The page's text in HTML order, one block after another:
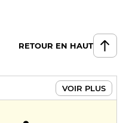
RETOUR EN HAUT
VOIR PLUS